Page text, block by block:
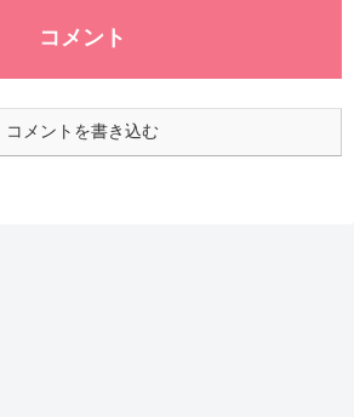
コメント
コメントを書き込む